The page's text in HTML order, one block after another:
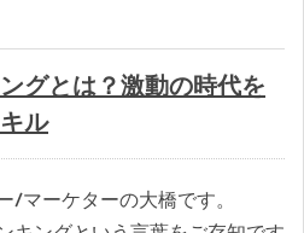
グとは？激動の時代を
ル
/マーケターの大橋です。